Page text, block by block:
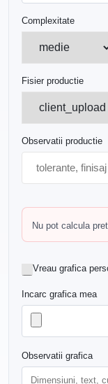
Complexitate
Fisier productie
Observatii productie
Nu pot calcula
Vreau grafica
Incarc grafica mea
Observatii grafica